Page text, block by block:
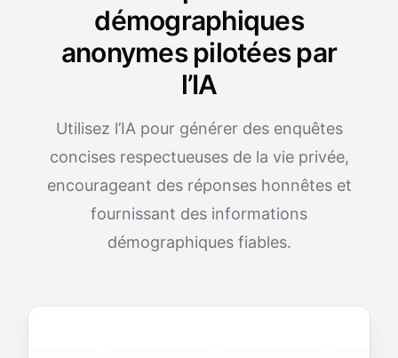
démographiques
anonymes pilotées par
l’IA
Utilisez l’IA pour générer des enquêtes
concises respectueuses de la vie privée,
encourageant des réponses honnêtes et
fournissant des informations
démographiques fiables.